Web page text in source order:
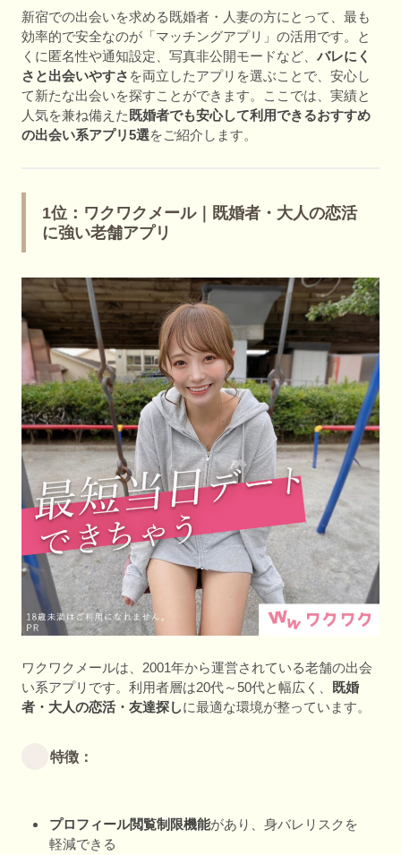
新宿での出会いを求める既婚者・人妻の方にとって、最も
効率的で安全なのが「マッチングアプリ」の活用です。と
くに匿名性や通知設定、写真非公開モードなど、 バレにく
さと出会いやすさ を両立したアプリを選ぶことで、安心し
て新たな出会いを探すことができます。ここでは、実績と
人気を兼ね備えた 既婚者でも安心して利用できるおすすめ
の出会い系アプリ5選をご紹介します。
1位：ワクワクメール｜既婚者・大人の恋活
に強い老舗アプリ
ワクワクメールは、2001年から運営されている老舗の出会
い系アプリです。利用者層は20代～50代と幅広く、
既婚
者・大人の恋活・友達探しに最適な環境が整っています。
特徴：
プロフィール閲覧制限機能があり、身バレリスクを
軽減できる